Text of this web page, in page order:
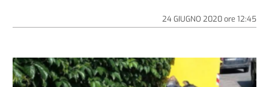
24 GIUGNO 2020ore 12:45